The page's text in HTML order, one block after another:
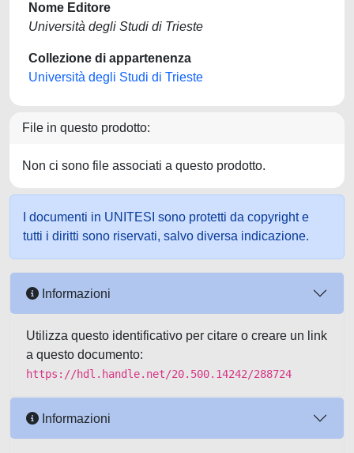
Nome Editore
Università degli Studi di Trieste
Collezione di appartenenza
Università degli Studi di Trieste
File in questo prodotto:
Non ci sono file associati a questo prodotto.
I documenti in UNITESI sono protetti da copyright e
tutti i diritti sono riservati, salvo diversa indicazione.
Informazioni
Utilizza questo identificativo per citare o creare un link
a questo documento:
https://hdl.handle.net/20.500.14242/288724
Informazioni